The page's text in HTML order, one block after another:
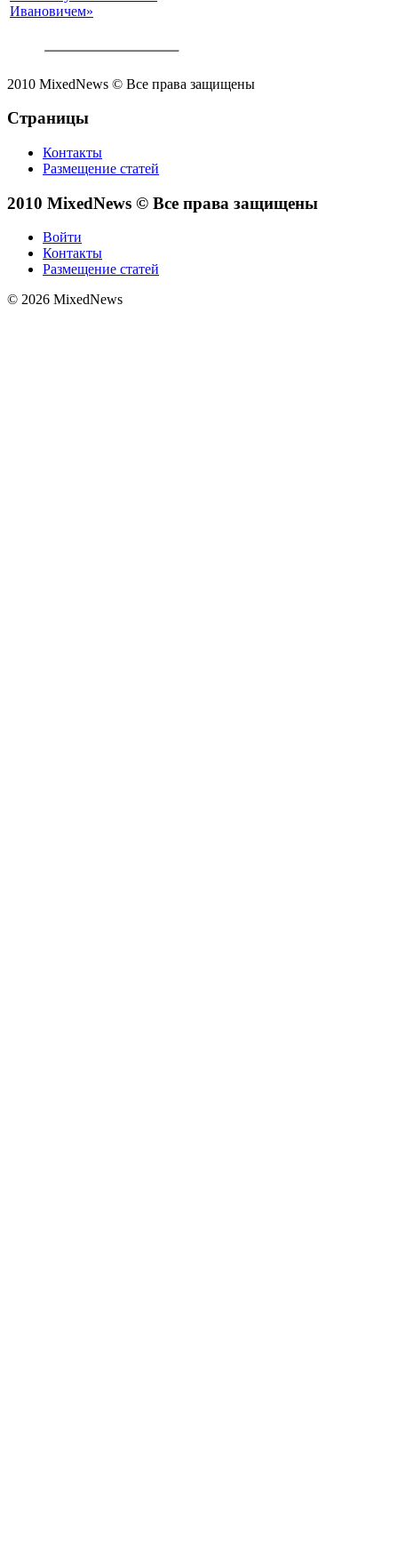
Ивановичем»
2010 MixedNews © Все права защищены
Страницы
Контакты
Размещение статей
2010 MixedNews © Все права защищены
Войти
Контакты
Размещение статей
© 2026 MixedNews